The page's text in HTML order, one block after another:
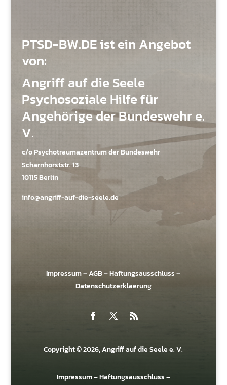
PTSD-BW.DE ist ein Angebot
von:
Angriff auf die Seele
Psychosoziale Hilfe für
Angehörige der Bundeswehr e.
V.
c/o Psychotraumazentrum der Bundeswehr
Scharnhorststr. 13
10115 Berlin
info@angriff-auf-die-seele.de
Impressum–AGB–Haftungsausschluss–
Datenschutzerklaerung
Copyright © 2026, Angriff auf die Seele e. V.
Impressum–Haftungsausschluss–